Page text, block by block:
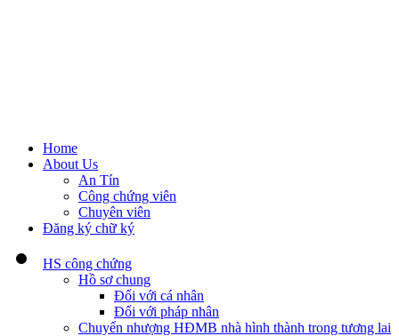
Home
About Us
An Tín
Công chứng viên
Chuyên viên
Đăng ký chữ ký
HS công chứng
Hồ sơ chung
Đối với cá nhân
Đối với pháp nhân
Chuyển nhượng HĐMB nhà hình thành trong tương lai